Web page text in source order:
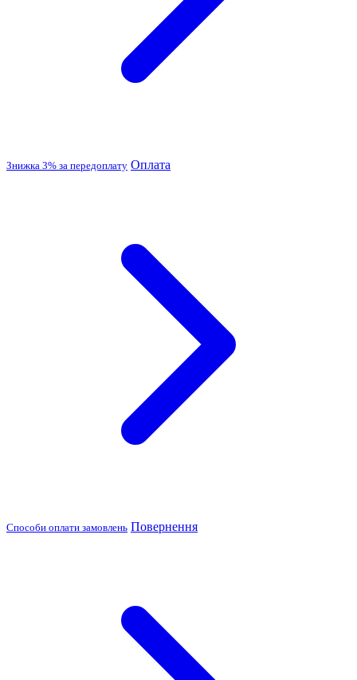
Знижка 3% за передоплату Оплата
Способи оплати замовлень Повернення